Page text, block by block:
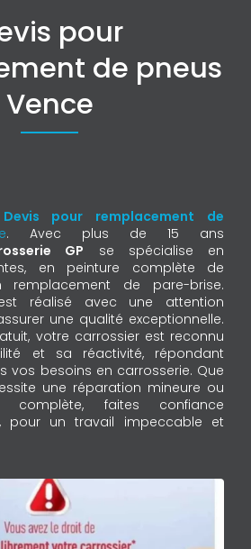
pour
de pneus
Vence
Devis pour remplacement de
. Avec plus de 15 ans
GP se spécialise en
en peinture complète de
remplacement de pare-brise.
réalisé avec une attention
une qualité exceptionnelle.
votre carrossier est reconnu
et sa réactivité, répondant
vos besoins en carrosserie. Que
une réparation mineure ou
complète, faites confiance
, pour un travail impeccable et